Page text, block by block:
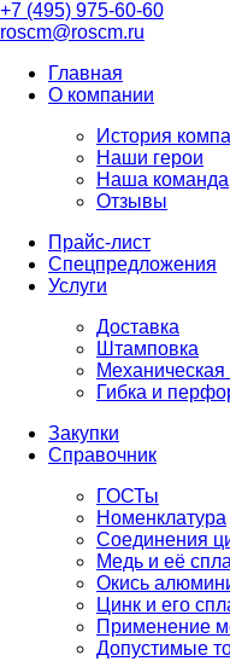
+7 (495) 975-60-60
roscm@roscm.ru
Главная
О компании
История
Наши герои
Наша команда
Отзывы
Прайс-лист
Спецпредложения
Услуги
Доставка
Штамповка
Механическая
Гибка и
Закупки
Справочник
ГОСТы
Номенклатура
Соединения
Медь и её
Окись
Цинк и его
Применение
Допустимые